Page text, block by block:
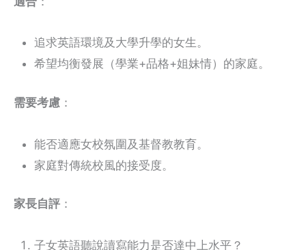
追求英語環境及大學升學的女生。
希望均衡發展（學業+品格+姐妹情）的家庭。
需要考慮 ：
能否適應女校氛圍及基督教教育。
家庭對傳統校風的接受度。
家長自評 ：
子女英語聽說讀寫能力是否達中上水平？